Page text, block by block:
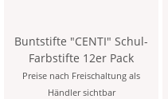
Buntstifte "CENTI" Schul-
Farbstifte 12er Pack
Preise nach Freischaltung als
Händler sichtbar